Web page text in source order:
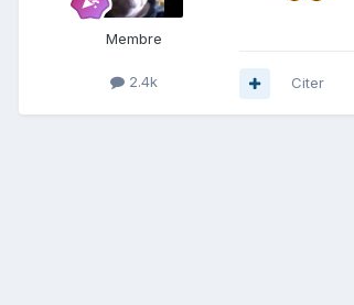
Membre
2.4k Citer